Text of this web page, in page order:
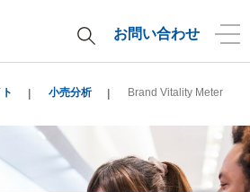
お問い合わせ
小売分析 Brand Vitality Meter